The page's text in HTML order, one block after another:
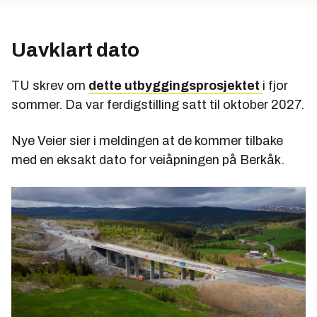
Uavklart dato
TU skrev om dette utbyggingsprosjektet i fjor
sommer. Da var ferdigstilling satt til oktober 2027.
Nye Veier sier i meldingen at de kommer tilbake
med en eksakt dato for veiåpningen på Berkåk.